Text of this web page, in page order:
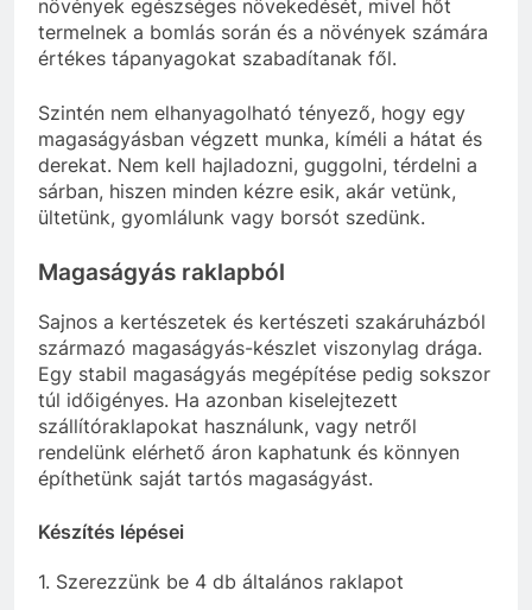
növények egészséges növekedését, mivel hőt
termelnek a bomlás során és a növények számára
értékes tápanyagokat szabadítanak fől.
Szintén nem elhanyagolható tényező, hogy egy
magaságyásban végzett munka, kíméli a hátat és
derekat. Nem kell hajladozni, guggolni, térdelni a
sárban, hiszen minden kézre esik, akár vetünk,
ültetünk, gyomlálunk vagy borsót szedünk.
Magaságyás raklapból
Sajnos a kertészetek és kertészeti szakáruházból
származó magaságyás-készlet viszonylag drága.
Egy stabil magaságyás megépítése pedig sokszor
túl időigényes. Ha azonban kiselejtezett
szállítóraklapokat használunk, vagy netről
rendelünk elérhető áron kaphatunk és könnyen
építhetünk saját tartós magaságyást.
Készítés lépései
1. Szerezzünk be 4 db általános raklapot